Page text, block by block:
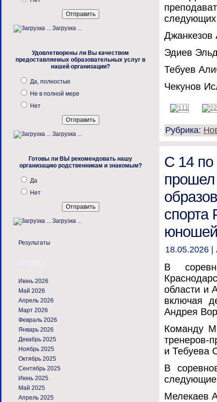
Загрузка ...
Удовлетворены ли Вы качеством
предоставляемых образовательных услуг в
нашей организации?
Да, полностью
Не в полной мере
Нет
Загрузка ...
Готовы ли ВЫ рекомендовать нашу
организацию родственникам и знакомым?
Да
Нет
Загрузка ...
Результаты
АРХИВЫ
Июнь 2026
Май 2026
Апрель 2026
Март 2026
Февраль 2026
Январь 2026
Декабрь 2025
Ноябрь 2025
Октябрь 2025
Сентябрь 2025
Июнь 2025
Май 2025
Апрель 2025
следующих
Джанкезов
Эдиев
Тебуев
Чекунов
Рубрика:
С 14 по
прошел
спорта
юношей
18.05.2026 |
В
области и
включая
Андрея
Команду
тренеров-
и Тебуева
В
следующие
Мелекаев